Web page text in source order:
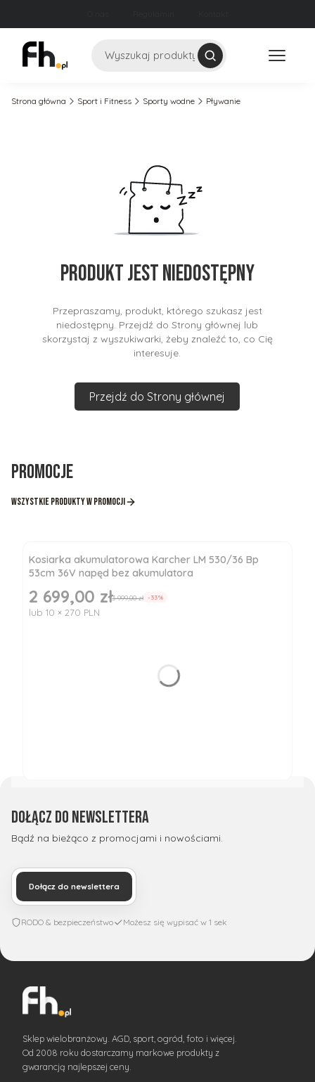
Szukaj
Strona główna Sport i Fitness Sporty wodne Pływanie
Produkt jest niedostępny
Przepraszamy, produkt, którego szukasz jest
niedostępny. Przejdź do Strony głównej lub
skorzystaj z wyszukiwarki, żeby znaleźć to, co Cię
interesuje.
Przejdź do Strony głównej
Promocje
Wszystkie produkty w promocji
Kosiarka akumulatorowa Karcher LM 530/36 Bp
53cm 36V napęd bez akumulatora
Cena promocyjna
2 699,00 zł3 999,00 zł -33%
lub 10 × 270 PLN
Dołącz do newslettera
Bądź na bieżąco z promocjami i nowościami.
Dołącz do newslettera
RODO & bezpieczeństwo Możesz się wypisać w 1 sek
Sklep wielobranżowy. AGD, sport, ogród, foto i więcej.
Od 2008 roku dostarczamy markowe produkty z
gwarancją najlepszej ceny.